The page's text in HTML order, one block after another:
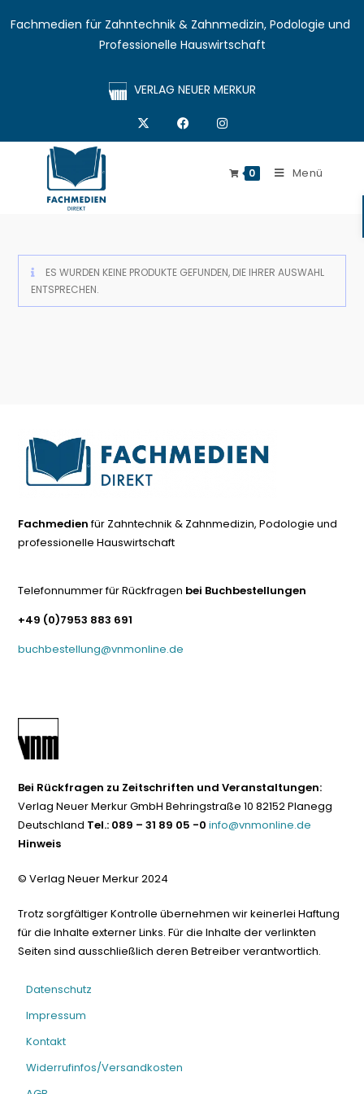
Fachmedien für Zahntechnik & Zahnmedizin, Podologie und
Professionelle Hauswirtschaft
VERLAG NEUER MERKUR
0 Menü
ES WURDEN KEINE PRODUKTE GEFUNDEN, DIE IHRER AUSWAHL
ENTSPRECHEN.
Fachmedienfür Zahntechnik & Zahnmedizin, Podologie und
professionelle Hauswirtschaft
Telefonnummer für Rückfragen bei Buchbestellungen
+49 (0)7953 883 691
buchbestellung@vnmonline.de
Bei Rückfragen zu Zeitschriften und Veranstaltungen:
Verlag Neuer Merkur GmbH Behringstraße 10 82152 Planegg
Deutschland Tel.: 089 – 31 89 05 -0 info@vnmonline.de
Hinweis
© Verlag Neuer Merkur 2024
Trotz sorgfältiger Kontrolle übernehmen wir keinerlei Haftung
für die Inhalte externer Links. Für die Inhalte der verlinkten
Seiten sind ausschließlich deren Betreiber verantwortlich.
Datenschutz
Impressum
Kontakt
Widerrufinfos/Versandkosten